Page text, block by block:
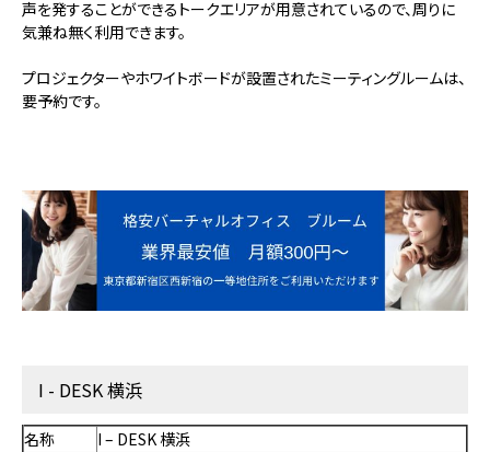
声を発することができるトークエリアが用意されているので、周りに
気兼ね無く利用できます。
プロジェクターやホワイトボードが設置されたミーティングルームは、
要予約です。
I - DESK 横浜
名称
I – DESK 横浜